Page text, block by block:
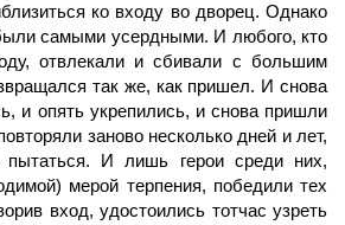
ко входу во дворец. Однако
самыми усердными. И любого, кто
отвлекали и сбивали с большим
так же, как пришел. И снова
и опять укрепились, и снова пришли
заново несколько дней и лет,
пытаться. И лишь герои среди них,
мерой терпения, победили тех
вход, удостоились тотчас узреть